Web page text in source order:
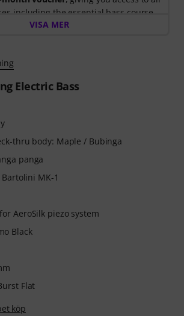
including the essential bass course
your groove, timing, technique
learn directly from renowned bass
Bero, known for his holistic approach
mastery and practical
every bassist grow — from
tracks, technique workouts and
that will take your bass playing to the
been shipped, you will
the activation code via email. The
automatically after expiration.
VISA MER
Electric Bass
thru body: Maple / Bubinga
panga
MK-1
AeroSilk piezo system
Black
Flat
köp